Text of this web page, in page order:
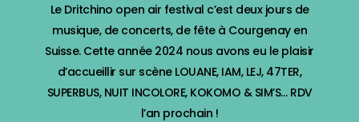
Le Dritchino open air festival c’est deux jours de
musique, de concerts, de fête à Courgenay en
Suisse. Cette année 2024 nous avons eu le plaisir
d’accueillir sur scène LOUANE, IAM, LEJ, 47TER,
SUPERBUS, NUIT INCOLORE, KOKOMO & SIM’S… RDV
l’an prochain !